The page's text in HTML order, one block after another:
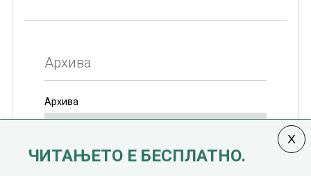
Архива
Архива
ЧИТАЊЕТО Е БЕСПЛАТНО.